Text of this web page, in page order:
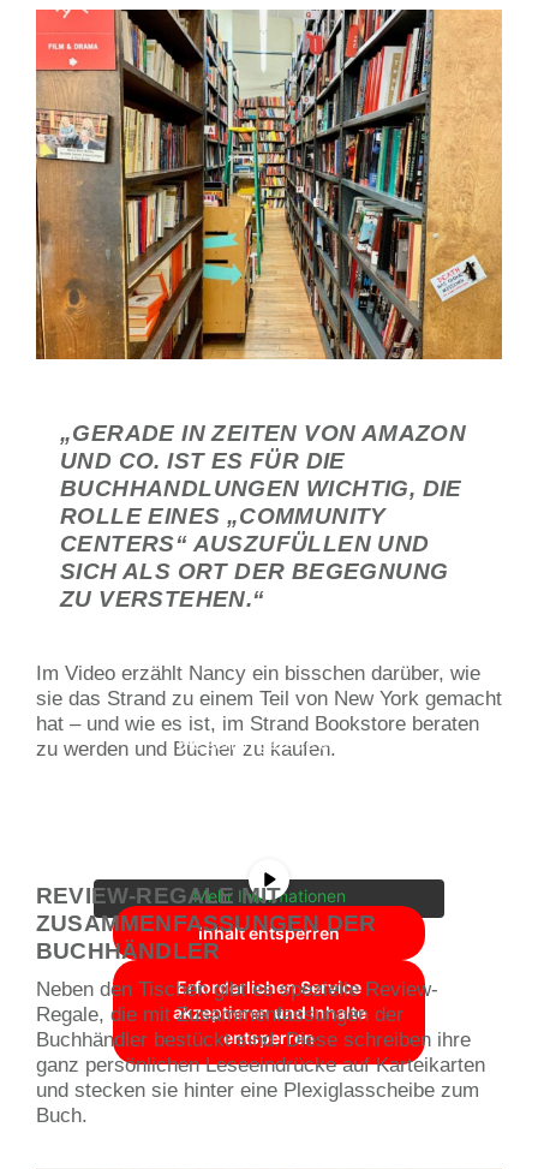
„GERADE IN ZEITEN VON AMAZON
UND CO. IST ES FÜR DIE
BUCHHANDLUNGEN WICHTIG, DIE
ROLLE EINES „COMMUNITY
CENTERS“ AUSZUFÜLLEN UND
SICH ALS ORT DER BEGEGNUNG
ZU VERSTEHEN.“
Im Video erzählt Nancy ein bisschen darüber, wie
sie das Strand zu einem Teil von New York gemacht
hat – und wie es ist, im Strand Bookstore beraten
zu werden und Bücher zu kaufen.
Sie sehen gerade einen
Mehr Informationen
Inhalt entsperren
Erforderlichen Service
akzeptieren und Inhalte
entsperren
REVIEW-REGALE MIT
ZUSAMMENFASSUNGEN DER
BUCHHÄNDLER
Neben den Tischen gibt es spezielle Review-
Regale, die mit Zusammenfassungen der
Buchhändler bestückt sind. Diese schreiben ihre
ganz persönlichen Leseeindrücke auf Karteikarten
und stecken sie hinter eine Plexiglasscheibe zum
Buch.